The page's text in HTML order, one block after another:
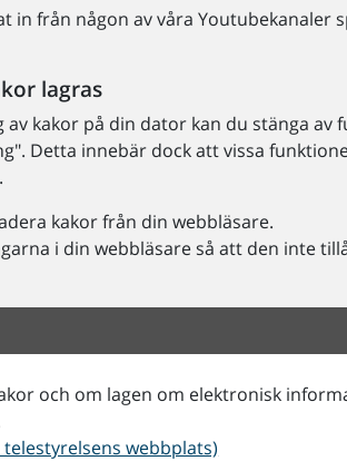
in från någon av våra Youtubekanaler
lagras
kakor på din dator kan du stänga av
Detta innebär dock att vissa
kakor från din webbläsare.
i din webbläsare så att den inte
och om lagen om elektronisk
webbplats)